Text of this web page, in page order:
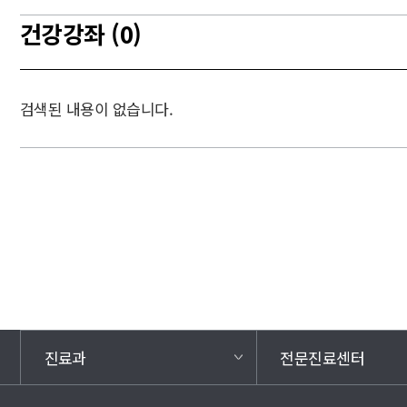
건강강좌 (0)
검색된 내용이 없습니다.
진료과 전문진료센터